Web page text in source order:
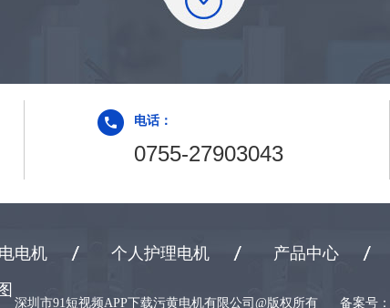
电话：
0755-27903043
电机 个人护理电机 产品中心
深圳市91短视频APP下载污黄电机有限公司@版权所有 备案号：